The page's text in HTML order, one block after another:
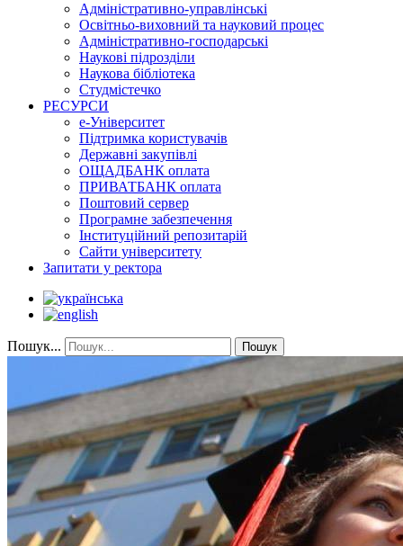
Адміністративно-управлінські
Освітньо-виховний та науковий процес
Адміністративно-господарські
Наукові підрозділи
Наукова бібліотека
Студмістечко
РЕСУРСИ
е-Університет
Підтримка користувачів
Державні закупівлі
ОЩАДБАНК оплата
ПРИВАТБАНК оплата
Поштовий сервер
Програмне забезпечення
Інституційний репозитарій
Сайти університету
Запитати у ректора
Пошук... Пошук